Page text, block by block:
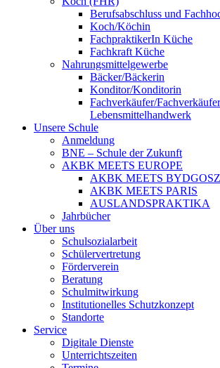
Berufsabschluss und
Koch/Köchin
FachpraktikerIn Küche
Fachkraft Küche
Nahrungsmittelgewerbe
Bäcker/Bäckerin
Konditor/Konditorin
Fachverkäufer/
Lebensmittelhandwerk
Unsere Schule
Anmeldung
BNE – Schule der Zukunft
AKBK MEETS EUROPE
AKBK MEETS
AKBK MEETS PARIS
AUSLANDSPRAKTIKA
Jahrbücher
Über uns
Schulsozialarbeit
Schülervertretung
Förderverein
Beratung
Schulmitwirkung
Institutionelles Schutzkonzept
Standorte
Service
Digitale Dienste
Unterrichtszeiten